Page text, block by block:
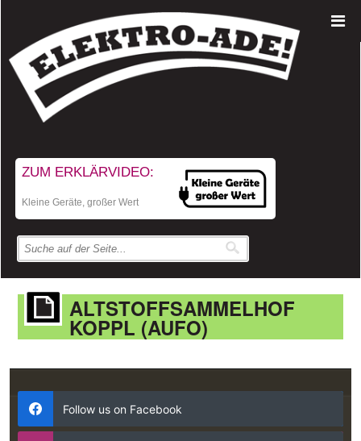
ZUM ERKLÄRVIDEO:
Kleine Geräte, großer Wert
ALTSTOFFSAMMELHOF
KOPPL (AUFO)
Follow us on Facebook